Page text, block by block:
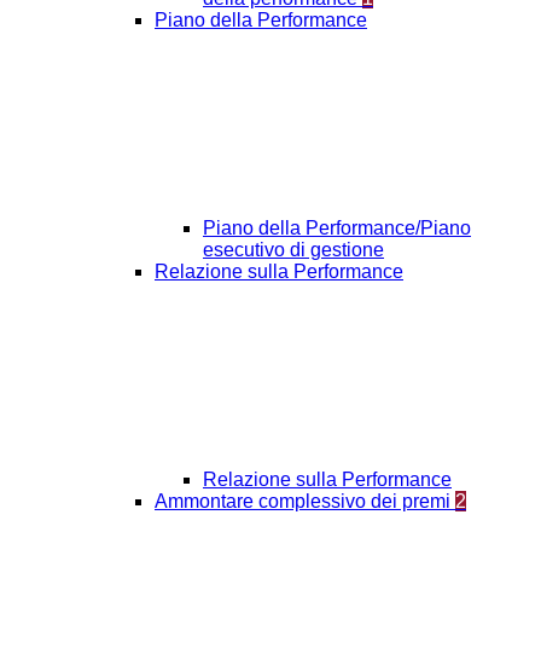
Piano della Performance
Piano della Performance/Piano
esecutivo di gestione
Relazione sulla Performance
Relazione sulla Performance
Ammontare complessivo dei premi 2